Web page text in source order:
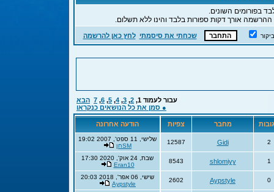
בפורומים השונים.
ההרשמה אורך דקות ספורות בלבד והינו ללא תשלום.
שכחתי את סיסמתי לחץ כאן להרשמה
עבור לעמוד 1
,
2
,
3
,
4
,
5
,
6
,
7 הבא
● סמן את כל הנושאים כנקראו
מחבר צפיות הודעה אחרונה
2
Gidi
12587
שלישי, 11 ספט', 2007 19:02
SMחן
1
shlomiyy
8543
שבת, 24 אוק', 2020 17:30
Eran10
0
Aypstyle
2602
שישי, 06 אפר', 2018 20:03
Aypstyle